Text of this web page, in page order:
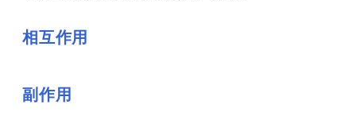
相互作用
副作用